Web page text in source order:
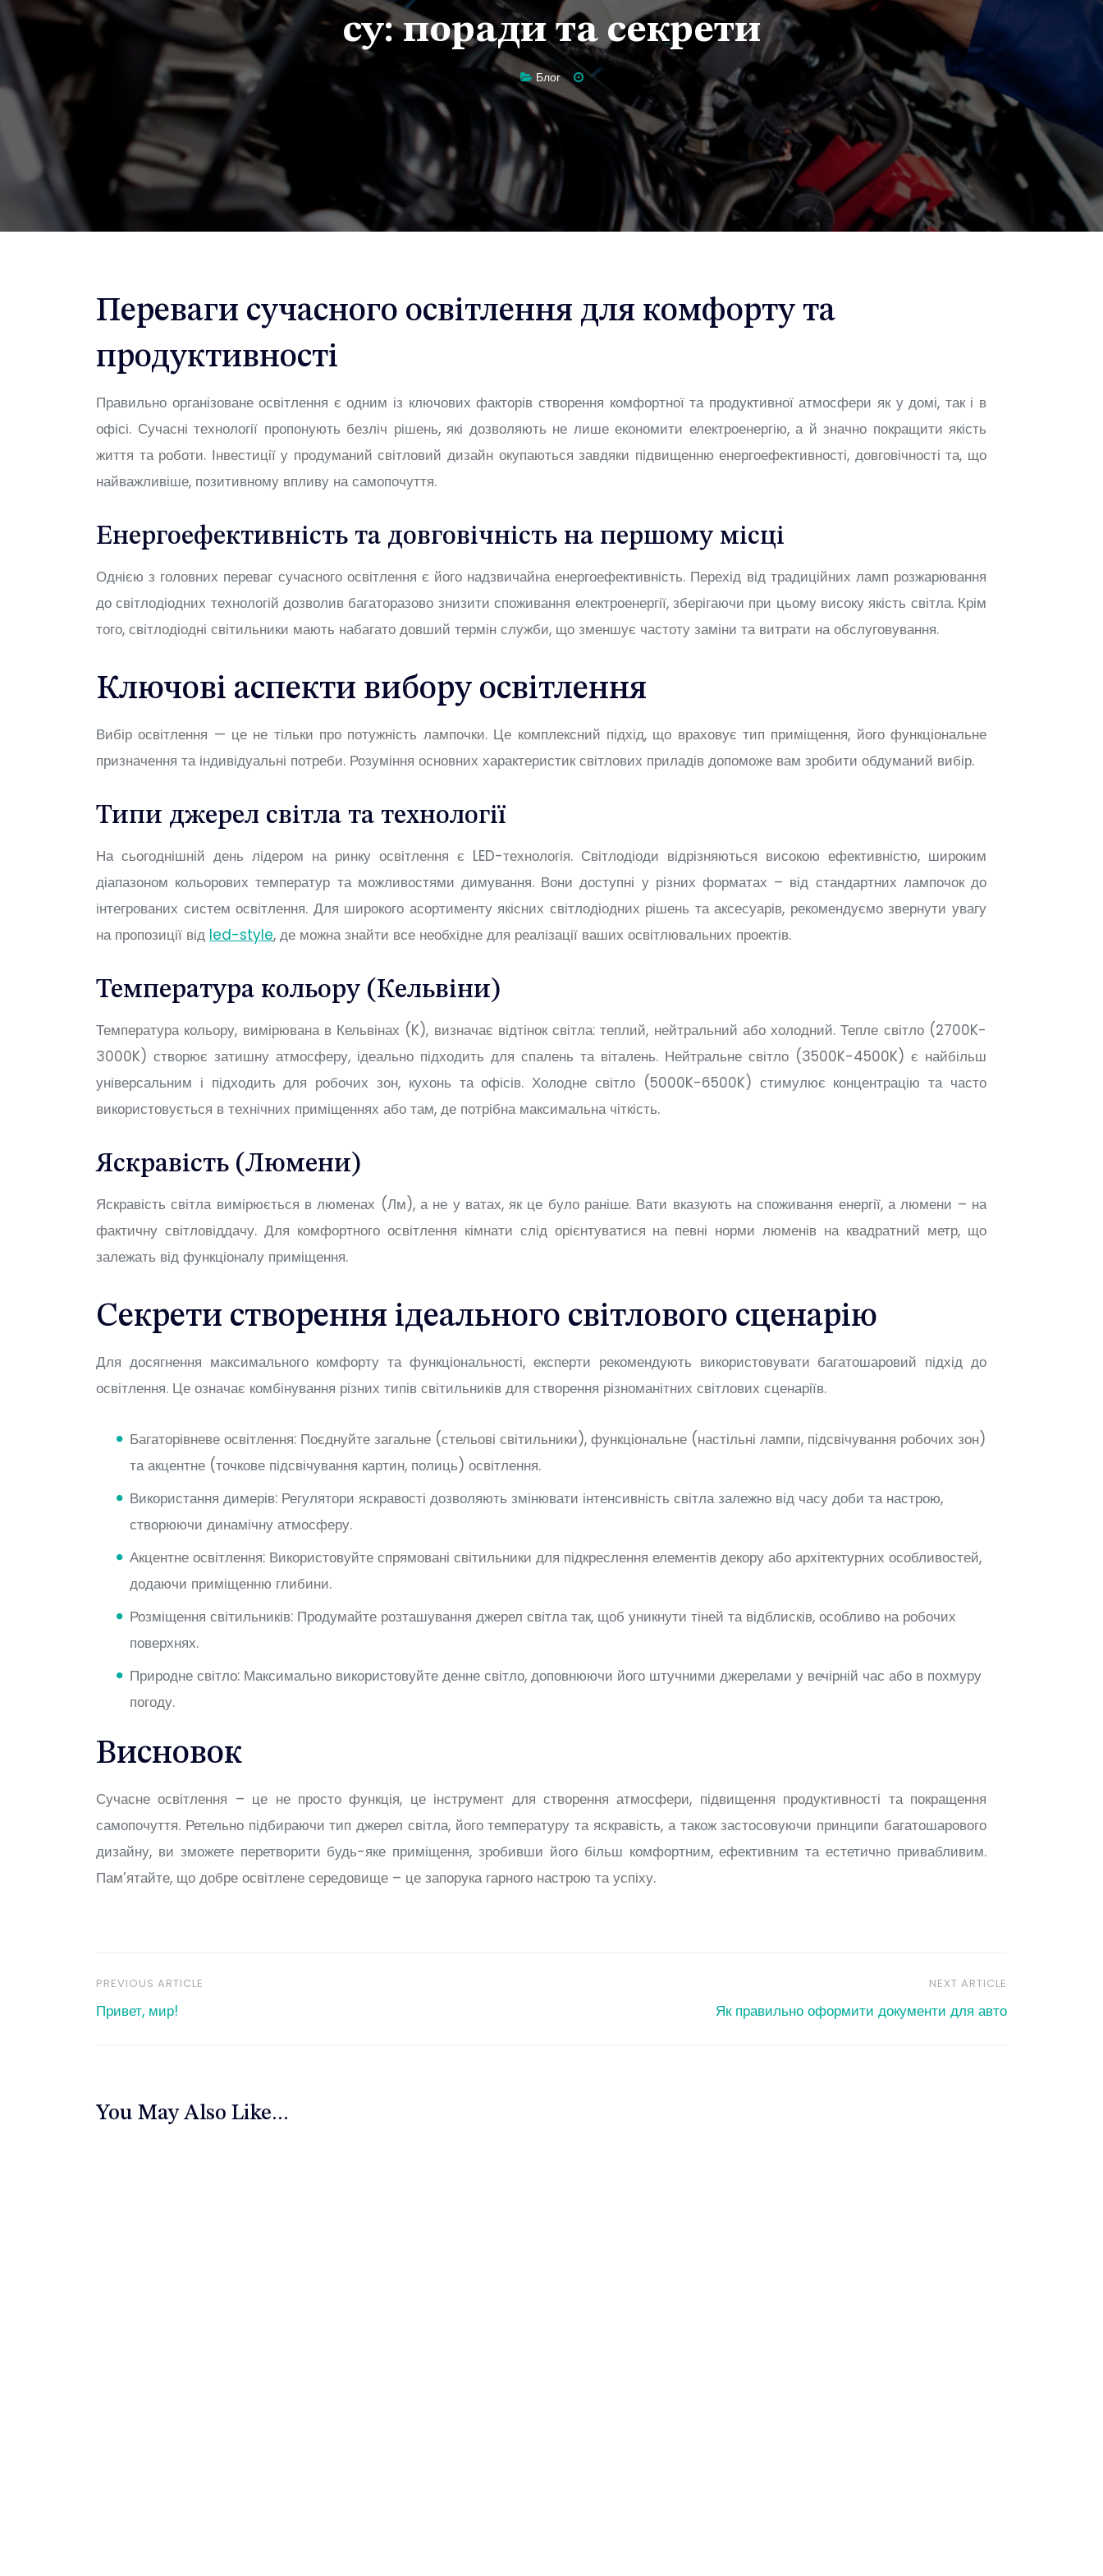
су: поради та секрети
Блог
Переваги сучасного освітлення для комфорту та
продуктивності
Правильно організоване освітлення є одним із ключових факторів створення комфортної та продуктивної атмосфери як у домі, так і в
офісі. Сучасні технології пропонують безліч рішень, які дозволяють не лише економити електроенергію, а й значно покращити якість
життя та роботи. Інвестиції у продуманий світловий дизайн окупаються завдяки підвищенню енергоефективності, довговічності та, що
найважливіше, позитивному впливу на самопочуття.
Енергоефективність та довговічність на першому місці
Однією з головних переваг сучасного освітлення є його надзвичайна енергоефективність. Перехід від традиційних ламп розжарювання
до світлодіодних технологій дозволив багаторазово знизити споживання електроенергії, зберігаючи при цьому високу якість світла. Крім
того, світлодіодні світильники мають набагато довший термін служби, що зменшує частоту заміни та витрати на обслуговування.
Ключові аспекти вибору освітлення
Вибір освітлення — це не тільки про потужність лампочки. Це комплексний підхід, що враховує тип приміщення, його функціональне
призначення та індивідуальні потреби. Розуміння основних характеристик світлових приладів допоможе вам зробити обдуманий вибір.
Типи джерел світла та технології
На сьогоднішній день лідером на ринку освітлення є LED-технологія. Світлодіоди відрізняються високою ефективністю, широким
діапазоном кольорових температур та можливостями димування. Вони доступні у різних форматах – від стандартних лампочок до
інтегрованих систем освітлення. Для широкого асортименту якісних світлодіодних рішень та аксесуарів, рекомендуємо звернути увагу
на пропозиції від led-style, де можна знайти все необхідне для реалізації ваших освітлювальних проектів.
Температура кольору (Кельвіни)
Температура кольору, вимірювана в Кельвінах (K), визначає відтінок світла: теплий, нейтральний або холодний. Тепле світло (2700K-
3000K) створює затишну атмосферу, ідеально підходить для спалень та віталень. Нейтральне світло (3500K-4500K) є найбільш
універсальним і підходить для робочих зон, кухонь та офісів. Холодне світло (5000K-6500K) стимулює концентрацію та часто
використовується в технічних приміщеннях або там, де потрібна максимальна чіткість.
Яскравість (Люмени)
Яскравість світла вимірюється в люменах (Лм), а не у ватах, як це було раніше. Вати вказують на споживання енергії, а люмени – на
фактичну світловіддачу. Для комфортного освітлення кімнати слід орієнтуватися на певні норми люменів на квадратний метр, що
залежать від функціоналу приміщення.
Секрети створення ідеального світлового сценарію
Для досягнення максимального комфорту та функціональності, експерти рекомендують використовувати багатошаровий підхід до
освітлення. Це означає комбінування різних типів світильників для створення різноманітних світлових сценаріїв.
Багаторівневе освітлення: Поєднуйте загальне (стельові світильники), функціональне (настільні лампи, підсвічування робочих зон)
та акцентне (точкове підсвічування картин, полиць) освітлення.
Використання димерів: Регулятори яскравості дозволяють змінювати інтенсивність світла залежно від часу доби та настрою,
створюючи динамічну атмосферу.
Акцентне освітлення: Використовуйте спрямовані світильники для підкреслення елементів декору або архітектурних особливостей,
додаючи приміщенню глибини.
Розміщення світильників: Продумайте розташування джерел світла так, щоб уникнути тіней та відблисків, особливо на робочих
поверхнях.
Природне світло: Максимально використовуйте денне світло, доповнюючи його штучними джерелами у вечірній час або в похмуру
погоду.
Висновок
Сучасне освітлення – це не просто функція, це інструмент для створення атмосфери, підвищення продуктивності та покращення
самопочуття. Ретельно підбираючи тип джерел світла, його температуру та яскравість, а також застосовуючи принципи багатошарового
дизайну, ви зможете перетворити будь-яке приміщення, зробивши його більш комфортним, ефективним та естетично привабливим.
Пам’ятайте, що добре освітлене середовище – це запорука гарного настрою та успіху.
Навигация
PREVIOUS ARTICLE
Привет, мир!
NEXT ARTICLE
Як правильно оформити документи для авто
You May Also Like...